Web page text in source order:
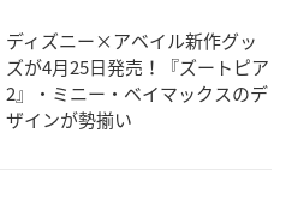
ディズニー×アベイル新作グッ
ズが4月25日発売！『ズートピア
2』・ミニー・ベイマックスのデ
ザインが勢揃い